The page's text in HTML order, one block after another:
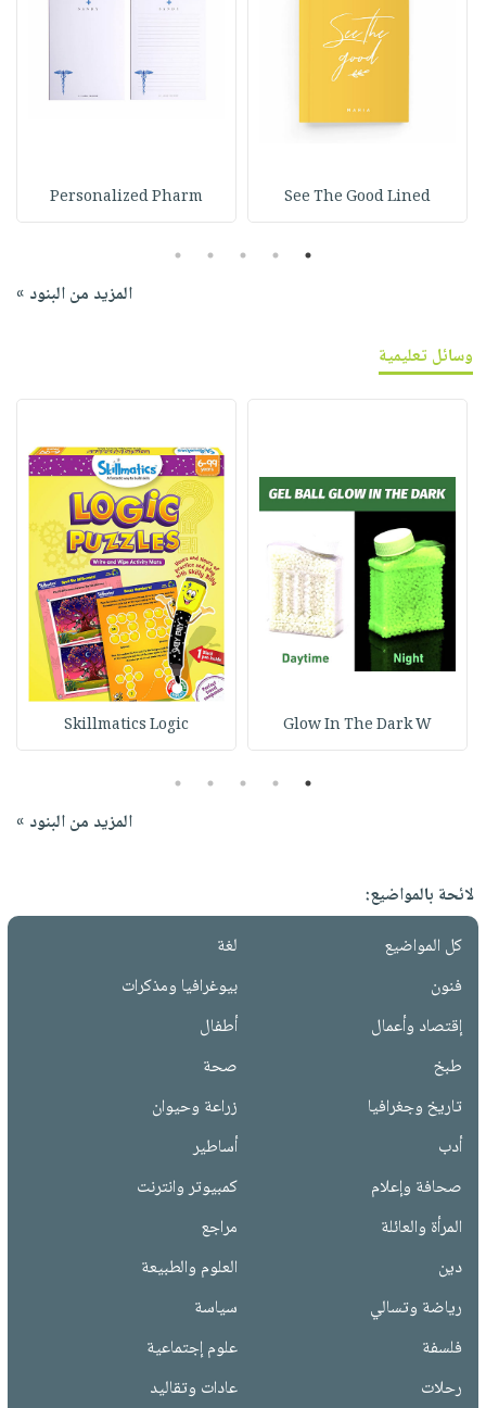
See The Good Lined
Personalized Pharm
1
2
3
4
5
المزيد من البنود »
وسائل تعليمية
Glow In The Dark W
Skillmatics Logic
1
2
3
4
5
المزيد من البنود »
لائحة بالمواضيع:
كل المواضيع
لغة
فنون
بيوغرافيا ومذكرات
إقتصاد وأعمال
أطفال
طبخ
صحة
تاريخ وجغرافيا
زراعة وحيوان
أدب
أساطير
صحافة وإعلام
كمبيوتر وانترنت
المرأة والعائلة
مراجع
دين
العلوم والطبيعة
رياضة وتسالي
سياسة
فلسفة
علوم إجتماعية
رحلات
عادات وتقاليد